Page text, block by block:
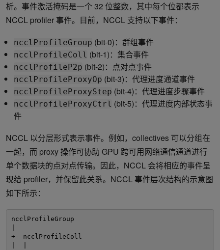
析。事件激活掩码是一个 32 位整数，其中每个位都表示
NCCL profiler 事件。目前，NCCL 支持以下事件：
ncclProfileGroup (bit-0)：群组事件
ncclProfileColl (bit-1)：集合事件
ncclProfileP2p (bit-2)：点对点事件
ncclProfileProxyOp (bit-3)：代理进度通道事件
ncclProfileProxyStep (bit-4)：代理进度步骤事件
ncclProfileProxyCtrl (bit-5)：代理进度内部状态事
件
NCCL 以分层形式表示事件。例如，collectives 可以分组在
一起，而 proxy 操作可协助 GPU 跨可用网络通信通道进行
单个数据块的点对点传输。因此，NCCL 会将相应的事件呈
现给 profiler，并保留此关系。NCCL 事件层次结构的示意图
如下所示：
ncclProfileGroup
+- ncclProfileColl